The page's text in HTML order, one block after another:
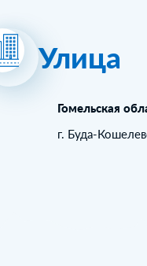
Улица
Гомельская
г. Буда-